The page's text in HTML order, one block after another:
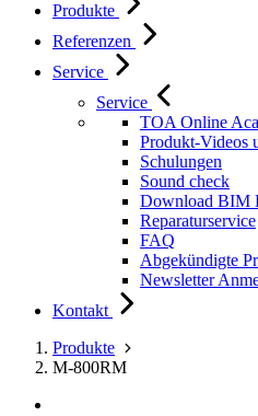
Produkte
Referenzen
Service
Service
TOA Online
Produkt-Videos
Schulungen
Sound check
Download BIM
Reparaturservice
FAQ
Abgekündigte
Newsletter
Kontakt
Produkte
M-800RM